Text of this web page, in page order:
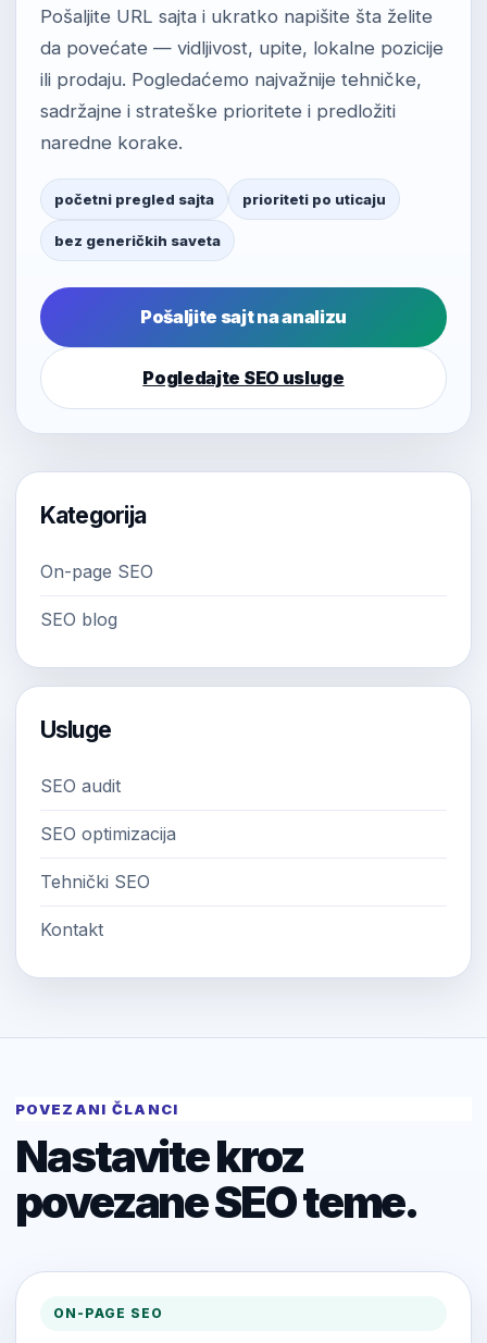
Pošaljite URL sajta i ukratko napišite šta želite
da povećate — vidljivost, upite, lokalne pozicije
ili prodaju. Pogledaćemo najvažnije tehničke,
sadržajne i strateške prioritete i predložiti
naredne korake.
početni pregled sajta prioriteti po uticaju
bez generičkih saveta
Pošaljite sajt na analizu
Pogledajte SEO usluge
Kategorija
On-page SEO
SEO blog
Usluge
SEO audit
SEO optimizacija
Tehnički SEO
Kontakt
POVEZANI ČLANCI
Nastavite kroz
povezane SEO teme.
ON-PAGE SEO